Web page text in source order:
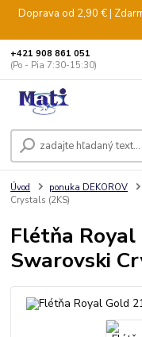
Doprava od 2,90 € |
+421 908 861 051
(Po - Pia 7:30-15:30)
Úvod ponuka DEKOROV
Crystals (2KS)
Flétňa
Swarovski